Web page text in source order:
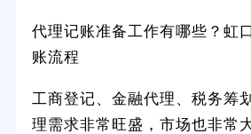
代理记账准备工作有哪些？虹
账流程
工商登记、金融代理、税务筹
理需求非常旺盛，市场也非常